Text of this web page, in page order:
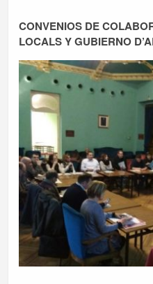
CONVENIOS DE
LOCALS Y GUBIERNO